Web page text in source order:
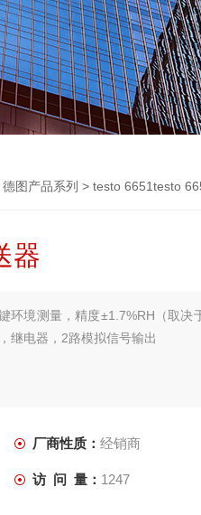
德图产品系列 > testo 6651testo
器
环境测量，精度±1.7%RH（取决
继电器，2路模拟信号输出
厂商性质： 经销商
访 问 量： 1247